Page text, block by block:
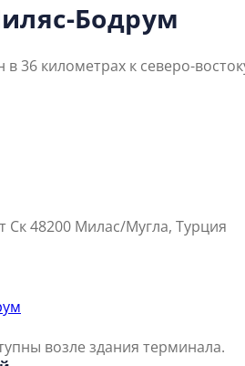
Бодрум
36 километрах к северо-
Ск48200 Милас/Мугла, Турция
возле здания терминала.